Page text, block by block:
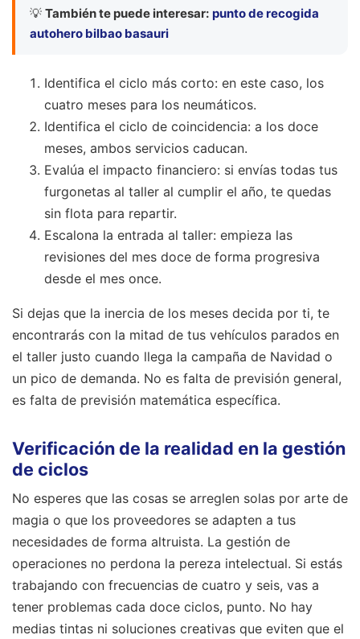
💡 También te puede interesar: punto de recogida
autohero bilbao basauri
Identifica el ciclo más corto: en este caso, los
cuatro meses para los neumáticos.
Identifica el ciclo de coincidencia: a los doce
meses, ambos servicios caducan.
Evalúa el impacto financiero: si envías todas tus
furgonetas al taller al cumplir el año, te quedas
sin flota para repartir.
Escalona la entrada al taller: empieza las
revisiones del mes doce de forma progresiva
desde el mes once.
Si dejas que la inercia de los meses decida por ti, te
encontrarás con la mitad de tus vehículos parados en
el taller justo cuando llega la campaña de Navidad o
un pico de demanda. No es falta de previsión general,
es falta de previsión matemática específica.
Verificación de la realidad en la gestión
de ciclos
No esperes que las cosas se arreglen solas por arte de
magia o que los proveedores se adapten a tus
necesidades de forma altruista. La gestión de
operaciones no perdona la pereza intelectual. Si estás
trabajando con frecuencias de cuatro y seis, vas a
tener problemas cada doce ciclos, punto. No hay
medias tintas ni soluciones creativas que eviten que el